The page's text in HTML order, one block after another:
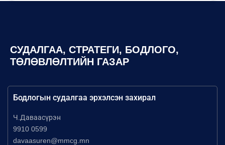
СУДАЛГАА, СТРАТЕГИ, БОДЛОГО,
ТӨЛӨВЛӨЛТИЙН ГАЗАР
Бодлогын судалгаа эрхэлсэн захирал
Ч.Даваасүрэн
9910 0599
davaasuren@mmcg.mn